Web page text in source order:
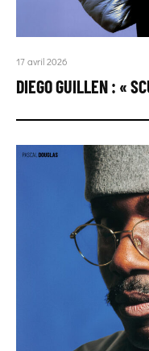
17 avril 2026
DIEGO GUILLEN : «